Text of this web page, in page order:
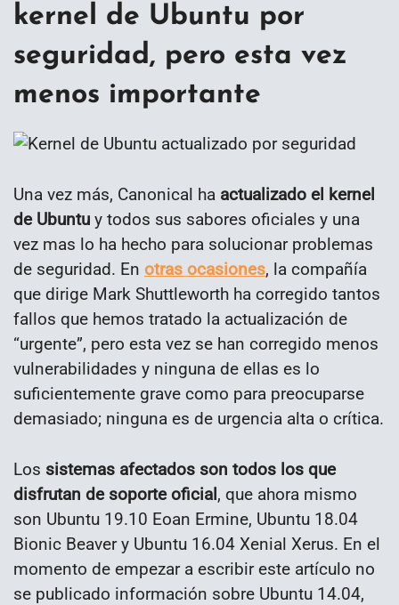
kernel de Ubuntu por
seguridad, pero esta vez
menos importante
Una vez más, Canonical ha actualizado el kernel
de Ubuntu y todos sus sabores oficiales y una
vez mas lo ha hecho para solucionar problemas
de seguridad. En otras ocasiones, la compañía
que dirige Mark Shuttleworth ha corregido tantos
fallos que hemos tratado la actualización de
“urgente”, pero esta vez se han corregido menos
vulnerabilidades y ninguna de ellas es lo
suficientemente grave como para preocuparse
demasiado; ninguna es de urgencia alta o crítica.
Los sistemas afectados son todos los que
disfrutan de soporte oficial, que ahora mismo
son Ubuntu 19.10 Eoan Ermine, Ubuntu 18.04
Bionic Beaver y Ubuntu 16.04 Xenial Xerus. En el
momento de empezar a escribir este artículo no
se publicado información sobre Ubuntu 14.04,